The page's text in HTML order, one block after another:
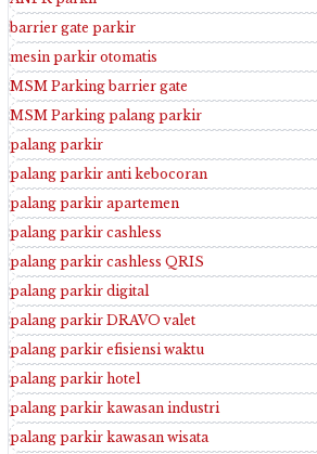
barrier gate parkir
mesin parkir otomatis
MSM Parking barrier gate
MSM Parking palang parkir
palang parkir
palang parkir anti kebocoran
palang parkir apartemen
palang parkir cashless
palang parkir cashless QRIS
palang parkir digital
palang parkir DRAVO valet
palang parkir efisiensi waktu
palang parkir hotel
palang parkir kawasan industri
palang parkir kawasan wisata